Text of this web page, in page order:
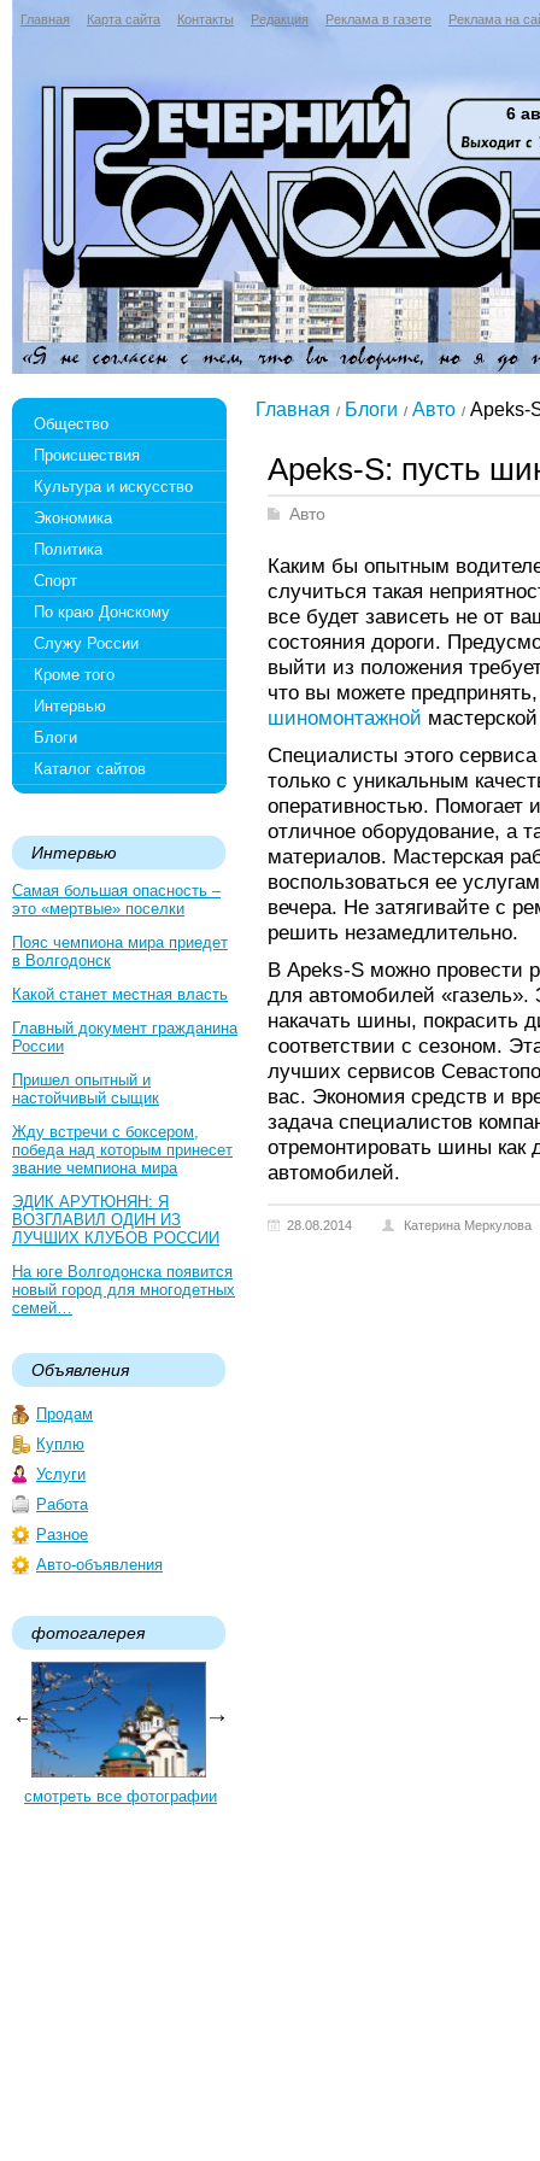
Главная Карта сайта Контакты Редакция Реклама в газете Реклама на
6
Общество
Происшествия
Культура и искусство
Экономика
Политика
Спорт
По краю Донскому
Служу России
Кроме того
Интервью
Блоги
Каталог сайтов
Интервью
Самая большая опасность –
это «мертвые» поселки
Пояс чемпиона мира приедет
в Волгодонск
Какой станет местная власть
Главный документ гражданина
России
Пришел опытный и
настойчивый сыщик
Жду встречи с боксером,
победа над которым принесет
звание чемпиона мира
ЭДИК АРУТЮНЯН: Я
ВОЗГЛАВИЛ ОДИН ИЗ
ЛУЧШИХ КЛУБОВ РОССИИ
На юге Волгодонска появится
новый город для многодетных
семей…
Объявления
Продам
Куплю
Услуги
Работа
Разное
Авто-объявления
фотогалерея
смотреть все фотографии
Главная Блоги Авто Apeks-
Apeks-S: пусть
Авто
Каким бы опытным
случиться такая
все будет зависеть не от
состояния дороги.
выйти из положения
что вы можете
шиномонтажной
Специалисты этого
только с уникальным
оперативностью.
отличное оборудование, а
материалов. Мастерская
воспользоваться ее
вечера. Не затягивайте с
решить незамедлительно.
В Apeks-S можно провести
для автомобилей
накачать шины, покрасить
соответствии с сезоном.
лучших сервисов
вас. Экономия средств и
задача специалистов
отремонтировать шины как
автомобилей.
28.08.2014 Катерина Меркулова